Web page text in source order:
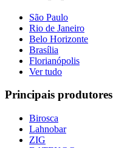
São Paulo
Rio de Janeiro
Belo Horizonte
Brasília
Florianópolis
Ver tudo
Principais produtores
Birosca
Lahnobar
ZIG